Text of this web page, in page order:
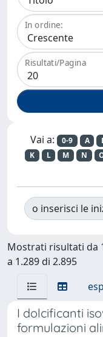
In ordine:
Risultati/Pagina
Vai a: 0-9 A
K
L M N
o inserisci le
Mostrati risultati da
a 1.289 di 2.895
I dolcificanti
formulazioni